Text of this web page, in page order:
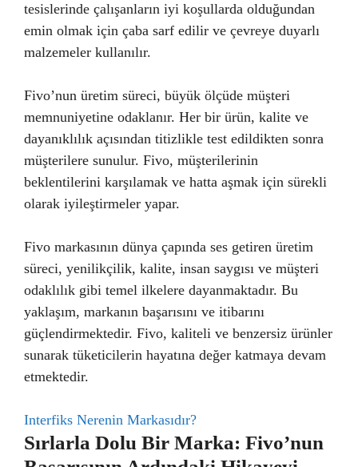
tesislerinde çalışanların iyi koşullarda olduğundan
emin olmak için çaba sarf edilir ve çevreye duyarlı
malzemeler kullanılır.
Fivo’nun üretim süreci, büyük ölçüde müşteri
memnuniyetine odaklanır. Her bir ürün, kalite ve
dayanıklılık açısından titizlikle test edildikten sonra
müşterilere sunulur. Fivo, müşterilerinin
beklentilerini karşılamak ve hatta aşmak için sürekli
olarak iyileştirmeler yapar.
Fivo markasının dünya çapında ses getiren üretim
süreci, yenilikçilik, kalite, insan saygısı ve müşteri
odaklılık gibi temel ilkelere dayanmaktadır. Bu
yaklaşım, markanın başarısını ve itibarını
güçlendirmektedir. Fivo, kaliteli ve benzersiz ürünler
sunarak tüketicilerin hayatına değer katmaya devam
etmektedir.
Interfiks Nerenin Markasıdır?
Sırlarla Dolu Bir Marka: Fivo’nun